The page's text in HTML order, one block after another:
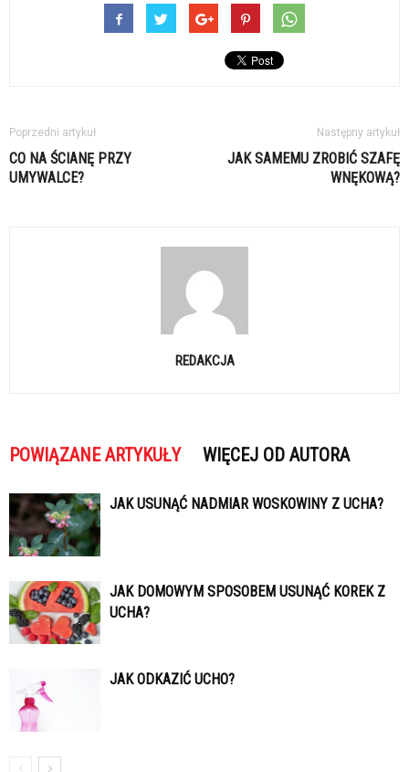
Poprzedni artykuł
CO NA ŚCIANĘ PRZY
UMYWALCE?
Następny artykuł
JAK SAMEMU ZROBIĆ SZAFĘ
WNĘKOWĄ?
REDAKCJA
POWIĄZANE ARTYKUŁY WIĘCEJ OD AUTORA
JAK USUNĄĆ NADMIAR WOSKOWINY Z UCHA?
JAK DOMOWYM SPOSOBEM USUNĄĆ KOREK Z
UCHA?
JAK ODKAZIĆ UCHO?